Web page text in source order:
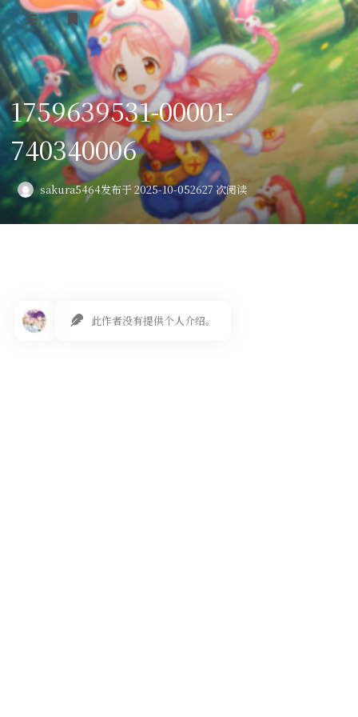
首页
VPS评测
AI绘画
教程
图库
登录
1759639531-00001-
740340006
sakura5464发布于 2025-10-052627 次阅读
此作者没有提供个人介绍。